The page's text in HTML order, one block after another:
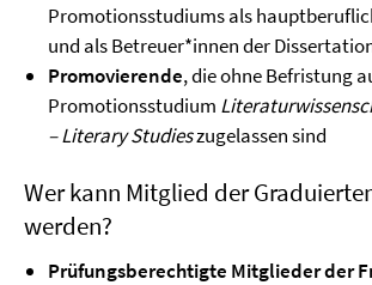
Promotionsstudiums als
und als Betreuer*innen der
Promovierende, die ohne Befristung
Promotionsstudium
– Literary Studieszugelassen sind
Wer kann Mitglied der
werden?
Prüfungsberechtigte Mitglieder der